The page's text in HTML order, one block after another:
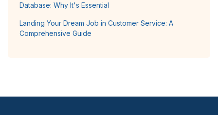
Database: Why It's Essential
Landing Your Dream Job in Customer Service: A
Comprehensive Guide